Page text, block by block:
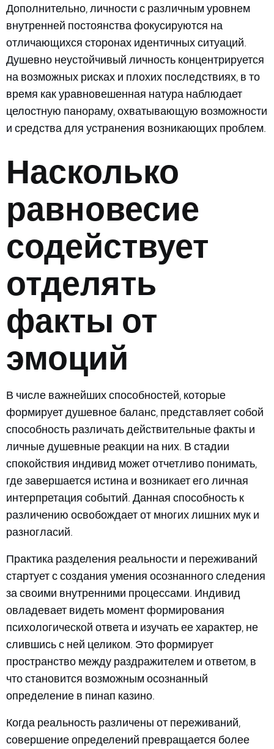
Дополнительно, личности с различным уровнем
внутренней постоянства фокусируются на
отличающихся сторонах идентичных ситуаций.
Душевно неустойчивый личность концентрируется
на возможных рисках и плохих последствиях, в то
время как уравновешенная натура наблюдает
целостную панораму, охватывающую возможности
и средства для устранения возникающих проблем.
Насколько
равновесие
содействует
отделять
факты от
эмоций
В числе важнейших способностей, которые
формирует душевное баланс, представляет собой
способность различать действительные факты и
личные душевные реакции на них. В стадии
спокойствия индивид может отчетливо понимать,
где завершается истина и возникает его личная
интерпретация событий. Данная способность к
различению освобождает от многих лишних мук и
разногласий.
Практика разделения реальности и переживаний
стартует с создания умения осознанного следения
за своими внутренними процессами. Индивид
овладевает видеть момент формирования
психологической ответа и изучать ее характер, не
слившись с ней целиком. Это формирует
пространство между раздражителем и ответом, в
что становится возможным осознанный
определение в пинап казино.
Когда реальность различены от переживаний,
совершение определений превращается более